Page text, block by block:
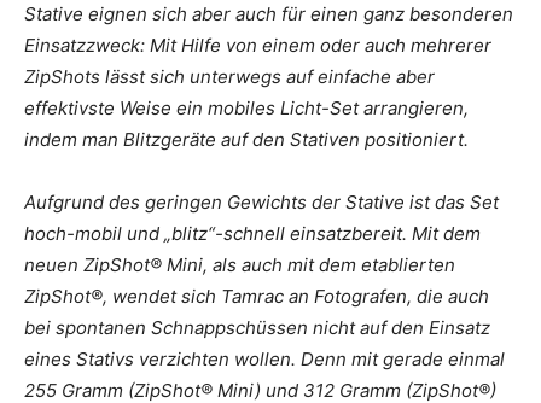
Stative eignen sich aber auch für einen ganz besonderen
Einsatzzweck: Mit Hilfe von einem oder auch mehrerer
ZipShots lässt sich unterwegs auf einfache aber
effektivste Weise ein mobiles Licht-Set arrangieren,
indem man Blitzgeräte auf den Stativen positioniert.
Aufgrund des geringen Gewichts der Stative ist das Set
hoch-mobil und „blitz“-schnell einsatzbereit. Mit dem
neuen ZipShot® Mini, als auch mit dem etablierten
ZipShot®, wendet sich Tamrac an Fotografen, die auch
bei spontanen Schnappschüssen nicht auf den Einsatz
eines Stativs verzichten wollen. Denn mit gerade einmal
255 Gramm (ZipShot® Mini) und 312 Gramm (ZipShot®)